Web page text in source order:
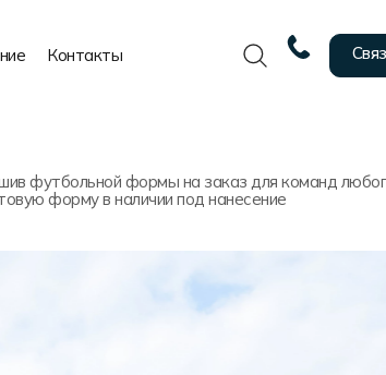
Контакты
футбольной формы на заказ для команд
форму в наличии под нанесение